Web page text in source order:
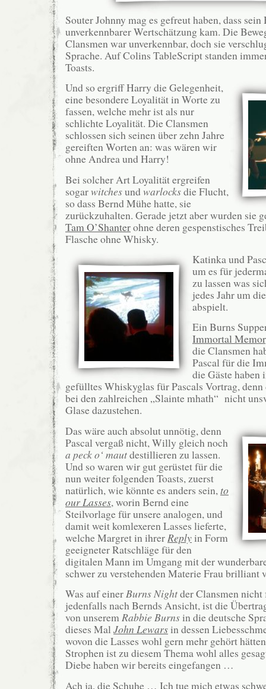
Souter Johnny mag es gefreut haben, dass
unverkennbarer Wertschätzung kam. Die
Clansmen war unverkennbar, doch sie
Sprache. Auf Colins TableScript standen
Toasts.
Und so ergriff Harry die Gelegenheit,
eine besondere Loyalität in Worte zu
fassen, welche mehr ist als nur
schlichte Loyalität. Die Clansmen
schlossen sich seinen über zehn Jahre
gereiften Worten an: was wären wir
ohne Andrea und Harry!
Bei solcher Art Loyalität ergreifen
sogarwitchesundwarlocksdie Flucht,
so dass Bernd Mühe hatte, sie
zurückzuhalten. Gerade jetzt aber wurden sie
Tam O’Shanterohne deren gespenstisches
Flasche ohne Whisky.
Katinka und
um es für
zu lassen was
jedes Jahr um
abspielt.
Ein Burns
Immortal
die Clansmen
Pascal für die
die Gäste haben
gefülltes Whiskyglas für Pascals Vortrag,
bei den zahlreichen „Slainte mhath“ nicht
Glase dazustehen.
Das wäre auch absolut unnötig, denn
Pascal vergaß nicht, Willy gleich noch
a peck o‘ mautdestillieren zu lassen.
Und so waren wir gut gerüstet für die
nun weiter folgenden Toasts, zuerst
natürlich, wie könnte es anders sein,to
our Lasses, worin Bernd eine
Steilvorlage für unsere analogen, und
damit weit komlexeren Lasses lieferte,
welche Margret in ihrerReplyin Form
geeigneter Ratschläge für den
digitalen Mann im Umgang mit der
schwer zu verstehenden Materie Frau brilliant
Was auf einerBurns Nightder Clansmen nicht
jedenfalls nach Bernds Ansicht, ist die
von unseremRabbie Burnsin die deutsche
dieses Mal John Lewarsin dessen
wovon die Lasses wohl gern mehr gehört
Strophen ist zu diesem Thema wohl alles
Diebe haben wir bereits eingefangen …
Ach ja, die Schuhe … Ich tue mich etwas